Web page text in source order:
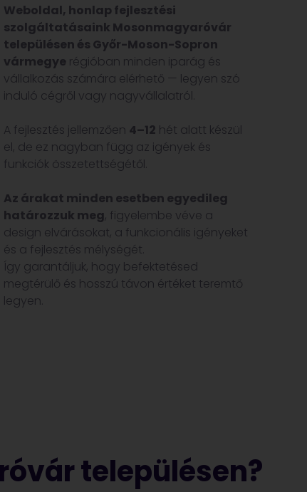
Weboldal, honlap fejlesztési
szolgáltatásaink Mosonmagyaróvár
településen és Győr-Moson-Sopron
vármegye régióban minden iparág és
vállalkozás számára elérhető — legyen szó
induló cégről vagy nagyvállalatról.
A fejlesztés jellemzően 4–12 hét alatt készül
el, de ez nagyban függ az igények és
funkciók összetettségétől.
Az árakat minden esetben egyedileg
határozzuk meg, figyelembe véve a
design elvárásokat, a funkcionális igényeket
és a fejlesztés mélységét.
Így garantáljuk, hogy befektetésed
megtérülő és hosszú távon értéket teremtő
legyen.
településen?